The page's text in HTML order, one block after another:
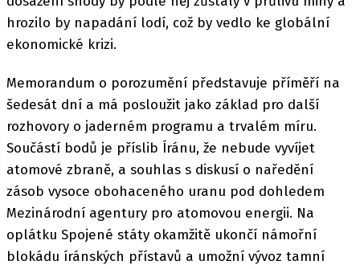
hrozilo by napadání lodí, což by vedlo ke globální
ekonomické krizi.
Memorandum o porozumění představuje příměří na
šedesát dní a má posloužit jako základ pro další
rozhovory o jaderném programu a trvalém míru.
Součástí bodů je příslib Íránu, že nebude vyvíjet
atomové zbraně, a souhlas s diskusí o naředění
zásob vysoce obohaceného uranu pod dohledem
Mezinárodní agentury pro atomovou energii. Na
oplátku Spojené státy okamžitě ukončí námořní
blokádu íránských přístavů a umožní vývoz tamní